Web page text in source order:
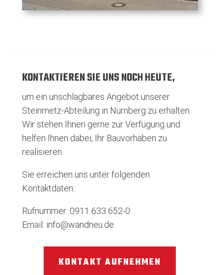
KONTAKTIEREN SIE UNS NOCH HEUTE,
um ein unschlagbares Angebot unserer
Steinmetz-Abteilung in Nürnberg zu erhalten.
Wir stehen Ihnen gerne zur Verfügung und
helfen Ihnen dabei, Ihr Bauvorhaben zu
realisieren.
Sie erreichen uns unter folgenden
Kontaktdaten:
Rufnummer: 0911 633 652-0
Email: info@wandneu.de
KONTAKT AUFNEHMEN